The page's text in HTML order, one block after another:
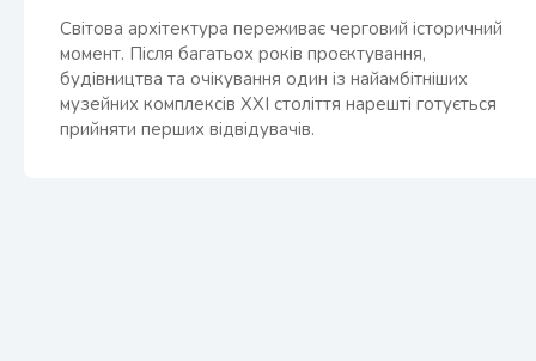
Світова архітектура переживає черговий історичний
момент. Після багатьох років проєктування,
будівництва та очікування один із найамбітніших
музейних комплексів XXI століття нарешті готується
прийняти перших відвідувачів.